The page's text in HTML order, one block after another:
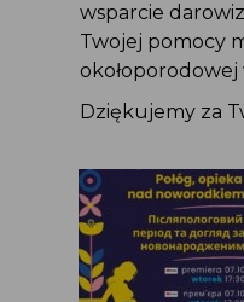
wsparcie
Twojej pomocy
okołoporodowej
Dziękujemy za